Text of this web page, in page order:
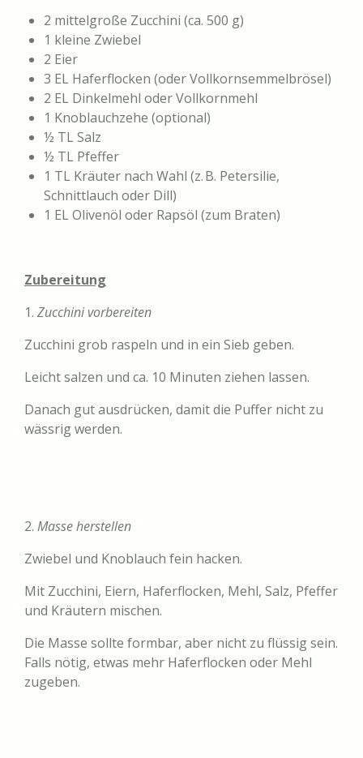
2 mittelgroße Zucchini (ca. 500 g)
1 kleine Zwiebel
2 Eier
3 EL Haferflocken (oder Vollkornsemmelbrösel)
2 EL Dinkelmehl oder Vollkornmehl
1 Knoblauchzehe (optional)
½ TL Salz
½ TL Pfeffer
1 TL Kräuter nach Wahl (z. B. Petersilie,
Schnittlauch oder Dill)
1 EL Olivenöl oder Rapsöl (zum Braten)
Zubereitung
1. Zucchini vorbereiten
Zucchini grob raspeln und in ein Sieb geben.
Leicht salzen und ca. 10 Minuten ziehen lassen.
Danach gut ausdrücken, damit die Puffer nicht zu
wässrig werden.
2. Masse herstellen
Zwiebel und Knoblauch fein hacken.
Mit Zucchini, Eiern, Haferflocken, Mehl, Salz, Pfeffer
und Kräutern mischen.
Die Masse sollte formbar, aber nicht zu flüssig sein.
Falls nötig, etwas mehr Haferflocken oder Mehl
zugeben.